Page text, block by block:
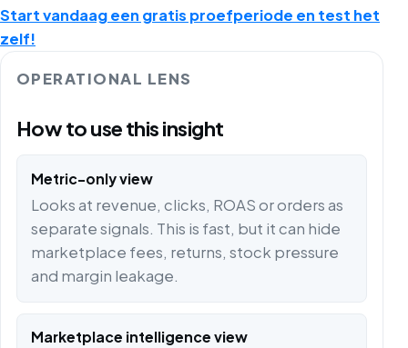
Start vandaag een gratis proefperiode en test het
zelf!
OPERATIONAL LENS
How to use this insight
Metric-only view
Looks at revenue, clicks, ROAS or orders as
separate signals. This is fast, but it can hide
marketplace fees, returns, stock pressure
and margin leakage.
Marketplace intelligence view